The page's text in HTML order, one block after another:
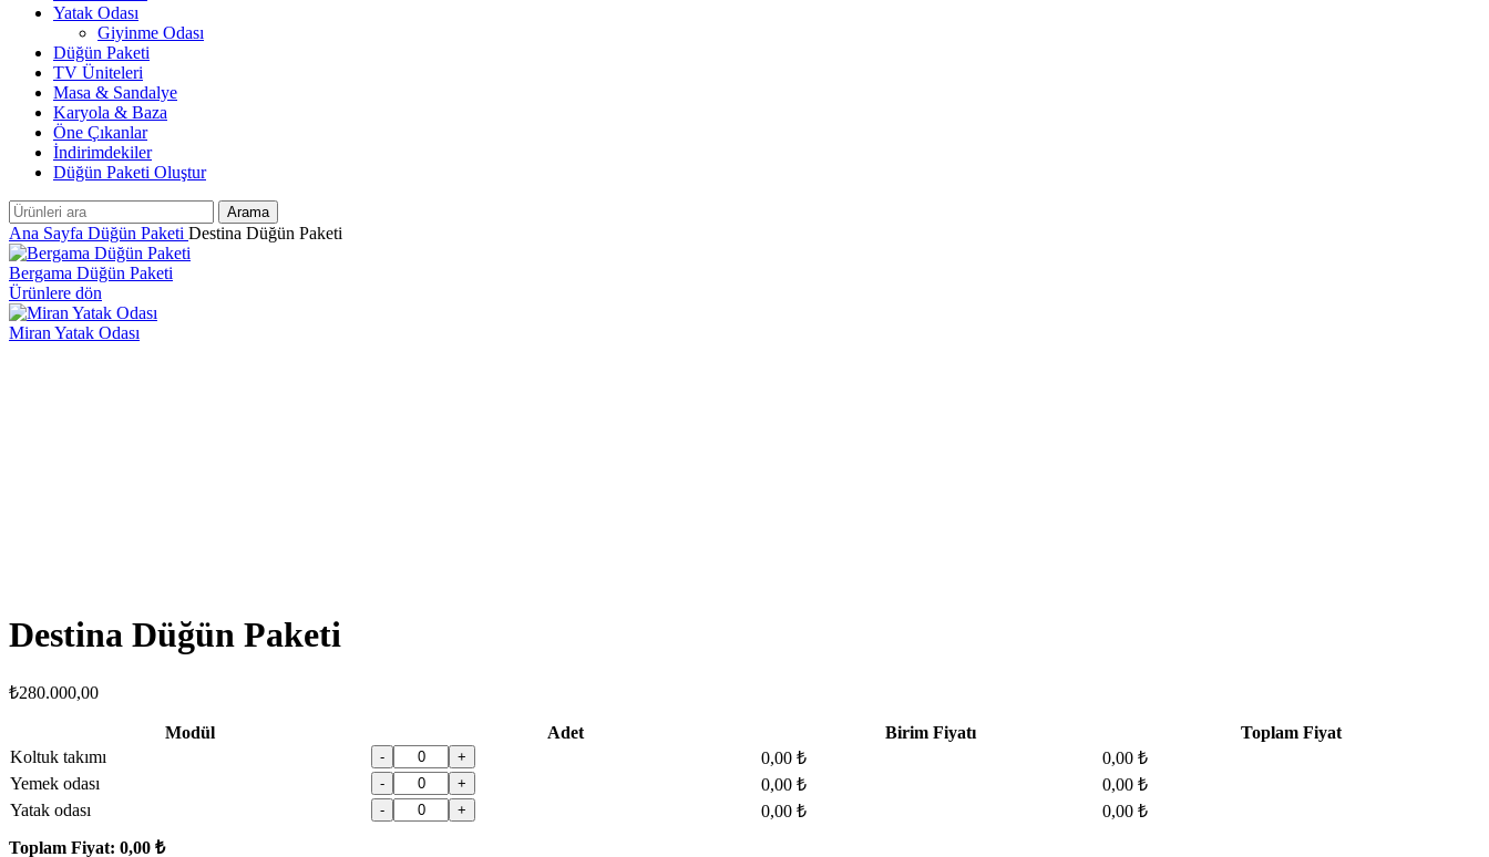
Yatak Odası
Giyinme Odası
Düğün Paketi
TV Üniteleri
Masa & Sandalye
Karyola & Baza
Öne Çıkanlar
İndirimdekiler
Düğün Paketi Oluştur
Arama
Ana Sayfa Düğün Paketi Destina Düğün Paketi
Bergama Düğün Paketi
Ürünlere dön
Miran Yatak Odası
Destina Düğün Paketi
₺280.000,00
Modül Adet Birim Fiyatı
Toplam Fiyat
Koltuk takımı
- + 0,00 ₺
0,00 ₺
Yemek odası
- + 0,00 ₺
0,00 ₺
Yatak odası
- + 0,00 ₺
0,00 ₺
Toplam Fiyat: 0,00 ₺